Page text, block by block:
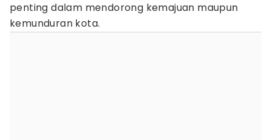
penting dalam mendorong kemajuan maupun
kemunduran kota.